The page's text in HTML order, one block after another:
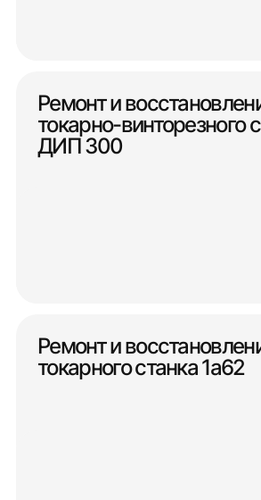
Ремонт и
токарно-винторезного
ДИП 300
Ремонт и
токарного станка 1а62